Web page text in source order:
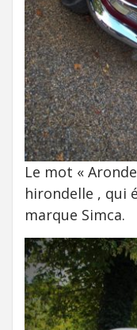
Le mot «
hirondelle , qui
marque Simca.